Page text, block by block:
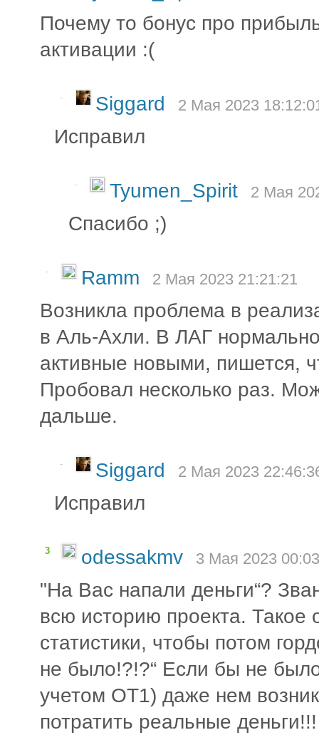
Почему то бонус про
активации :(
- Siggard 2 Мая 2023
Исправил
- Tyumen_Spirit 2 Мая
Спасибо ;)
- Ramm 2 Мая 2023 21:21:21
Возникла проблема в
в Аль-Ахли. В ЛАГ
активные новыми, пишется,
Пробовал несколько раз.
дальше.
- Siggard 2 Мая 2023
Исправил
3 odessakmv 3 Мая 2023
"На Вас напали деньги“?
всю историю проекта.
статистики, чтобы потом
не было!?!?“ Если бы не
учетом ОТ1) даже нем
потратить реальные